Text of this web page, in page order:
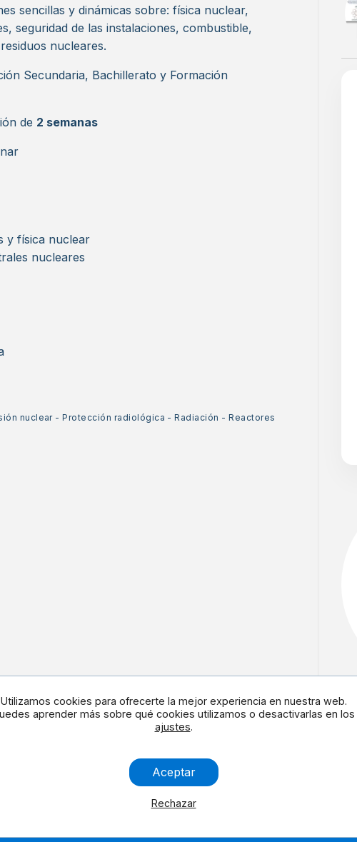
sencillas y dinámicas sobre: física nuclear,
seguridad de las instalaciones, combustible,
nucleares.
Secundaria, Bachillerato y Formación
de 2 semanas
y física nuclear
nucleares
nuclear-Protección radiológica -Radiación -Reactores
Utilizamos cookies para ofrecerte la mejor experiencia en nuestra web.
aprender más sobre qué cookies utilizamos o desactivarlas en los
ajustes.
Aceptar
Rechazar